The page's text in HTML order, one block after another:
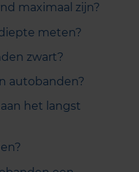
maximaal zijn?
meten?
zwart?
autobanden?
het langst